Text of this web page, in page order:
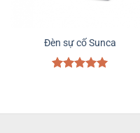
Đèn sự cố Sunca